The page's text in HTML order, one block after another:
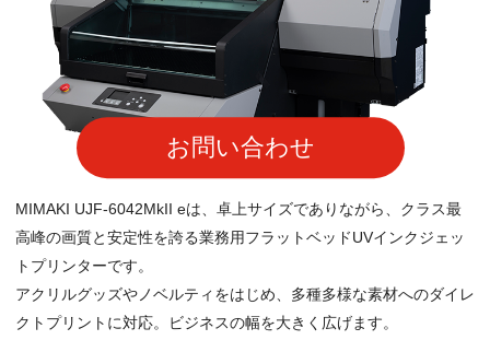
お問い合わせ
MIMAKI UJF-6042MkII eは、卓上サイズでありながら、クラス最
高峰の画質と安定性を誇る業務用フラットベッドUVインクジェッ
トプリンターです。
アクリルグッズやノベルティをはじめ、多種多様な素材へのダイレ
クトプリントに対応。ビジネスの幅を大きく広げます。